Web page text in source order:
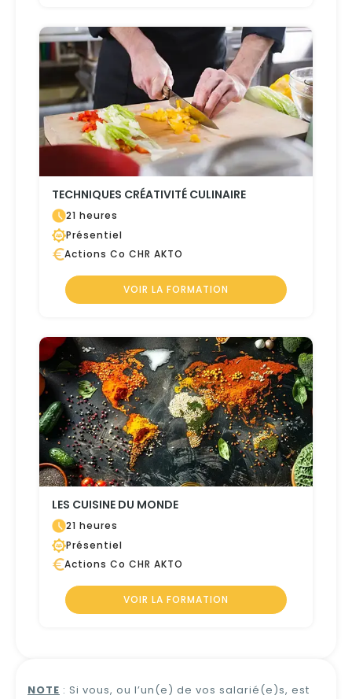
TECHNIQUES CRÉATIVITÉ CULINAIRE
21 heures
Présentiel
Actions Co CHR AKTO
VOIR LA FORMATION
LES CUISINE DU MONDE
21 heures
Présentiel
Actions Co CHR AKTO
VOIR LA FORMATION
NOTE : Si vous, ou l’un(e) de vos salarié(e)s, est